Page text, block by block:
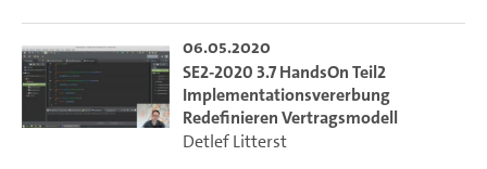
06.05.2020
SE2-2020 3.7 HandsOn Teil2
Implementationsvererbung
Redefinieren Vertragsmodell
Detlef Litterst